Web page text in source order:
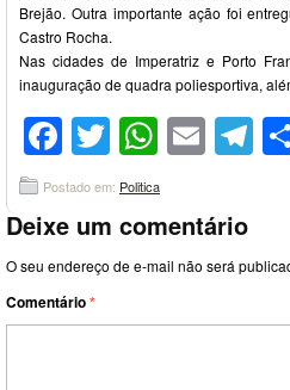
Brejão. Outra importante ação foi
Castro Rocha.
Nas cidades de Imperatriz e Porto
inauguração de quadra poliesportiva,
Facebook
Twitter
Postado em: Politica
Deixe um comentário
O seu endereço de e-mail não será
Comentário*